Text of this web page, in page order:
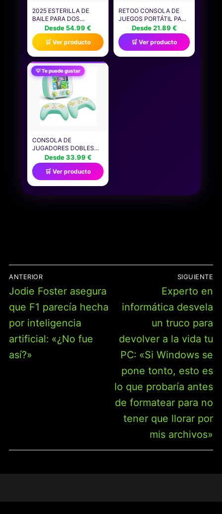
2025 ESTERILLA DE
BAILE PARA DOS
USUARIOS, ALFOMBRA
ELECTRÓNICA DE BAILE
(MODO DE UN JUGADOR
Y MODO DE DOS
JUGADORES), JUEGO DE
BAILE CON CAJA DE
BATERÍA LED, REGALOS
DE CUMPLEAÑOS PARA
NIÑOS Y NIÑAS
Desde 54.99 €
🛒 Ver producto
RETOO CONSOLA DE
JUEGOS PORTÁTIL PARA
DOS JUGADORES CON
500 JUEGOS CLÁSICOS,
PANTALLA LCD DE 3.5
PULGADAS, CONSOLA
DE VIDEOJUEGOS
Desde 21.89 €
🛒 Ver producto
💡 Te puede gustar
CONSOLA DE
JUGADORES DOBLES
PORTÁTIL, PANTALLA
LCD DE 2.8", 216
VIDEOJUEGOS
Desde 33.99 €
🛒 Ver producto
ENTRADAS
ANTERIOR
Entrada
anterior:
Jodie Foster asegura
que F1 parecía hecha
por inteligencia
artificial: «¿No fue
así?»
SIGUIENTE
Entrada
siguiente:
Experto en
informática desvela
un truco para
devolver a la vida tu
PC: «Si Windows se
pone tonto, esto es
lo que probaría antes
de formatear para no
tener que llorar por
mis archivos»